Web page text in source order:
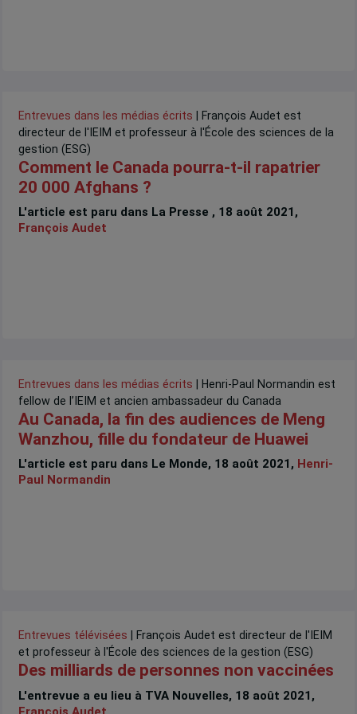
Entrevues dans les médias écrits | François Audet est
directeur de l'IEIM et professeur à l'École des sciences de la
gestion (ESG)
Comment le Canada pourra-t-il rapatrier
20 000 Afghans ?
L'article est paru dans La Presse , 18 août 2021,
François Audet
Entrevues dans les médias écrits | Henri-Paul Normandin est
fellow de l’IEIM et ancien ambassadeur du Canada
Au Canada, la fin des audiences de Meng
Wanzhou, fille du fondateur de Huawei
L'article est paru dans Le Monde, 18 août 2021, Henri-
Paul Normandin
Entrevues télévisées | François Audet est directeur de l'IEIM
et professeur à l'École des sciences de la gestion (ESG)
Des milliards de personnes non vaccinées
L'entrevue a eu lieu à TVA Nouvelles, 18 août 2021,